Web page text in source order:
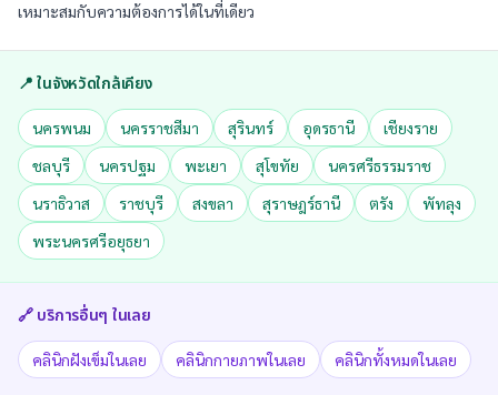
เหมาะสมกับความต้องการได้ในที่เดียว
📍 ในจังหวัดใกล้เคียง
นครพนม นครราชสีมา สุรินทร์ อุดรธานี
เชียงราย
ชลบุรี
นครปฐม พะเยา สุโขทัย
นครศรีธรรมราช
นราธิวาส
ราชบุรี สงขลา สุราษฎร์ธานี ตรัง
พัทลุง
พระนครศรีอยุธยา
🔗 บริการอื่นๆ ในเลย
คลินิกฝังเข็มในเลย คลินิกกายภาพในเลย คลินิกทั้งหมดในเลย